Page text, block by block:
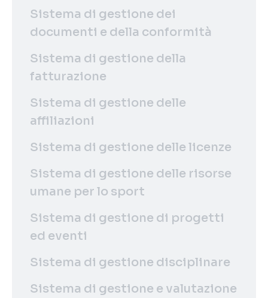
Sistema di gestione dei
documenti e della conformità
Sistema di gestione della
fatturazione
Sistema di gestione delle
affiliazioni
Sistema di gestione delle licenze
Sistema di gestione delle risorse
umane per lo sport
Sistema di gestione di progetti
ed eventi
Sistema di gestione disciplinare
Sistema di gestione e valutazione